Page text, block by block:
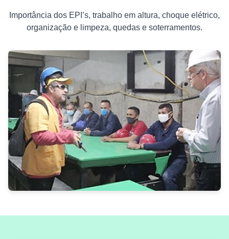
Importância dos EPI’s, trabalho em altura, choque elétrico,
organização e limpeza, quedas e soterramentos.